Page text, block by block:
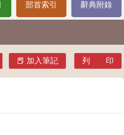
部首索引 辭典附錄
加入筆記 列 印